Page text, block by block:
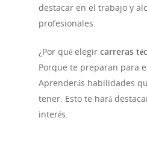
destacar en el trabajo y
profesionales.
¿Por qué elegir carreras
Porque te preparan para
Aprenderás habilidades
tener. Esto te hará
interés.